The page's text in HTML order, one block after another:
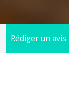
Rédiger un avis